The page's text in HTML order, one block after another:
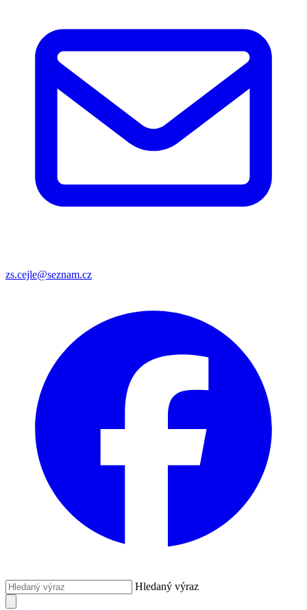
zs.cejle@seznam.cz
Hledaný výraz